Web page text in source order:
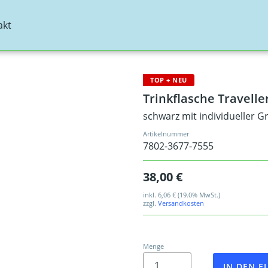
TOP + NEU
Trinkflasche
schwarz mit individueller
Artikelnummer
7802-3677-7555
38,00 €
inkl. 6,06 € (19.0% MwSt.)
zzgl. Versandkosten
Menge